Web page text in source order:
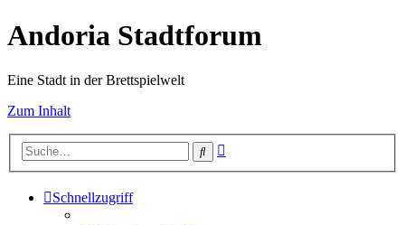
Andoria Stadtforum
Eine Stadt in der Brettspielwelt
Zum Inhalt
Suche
Schnellzugriff